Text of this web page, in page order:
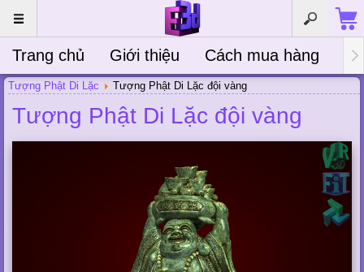
Trang chủ Giới thiệu Cách mua hàng
Tượng Phật Di Lặc Tượng Phật Di Lặc đội vàng
Tượng Phật Di Lặc đội vàng